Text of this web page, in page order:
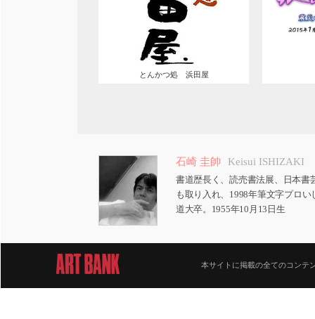
とんかつ処 浜田屋
石崎 圭帥 Keisui ISHIZAKI
書道歴長く、読売書法展、日本書
も取り入れ、1998年筆文字プロ
道大卒。1955年10月13日生
本サイトに掲載の全てのコンテ